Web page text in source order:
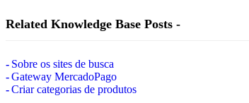
Related Knowledge Base Posts -
Sobre os sites de busca
Gateway MercadoPago
Criar categorias de produtos